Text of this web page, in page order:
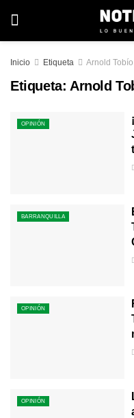
Inicio Etiqueta Arnold Tobío
Etiqueta: Arnold
OPINIÓN
BARRANQUILLA
OPINIÓN
OPINIÓN